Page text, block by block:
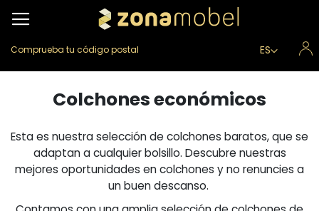
Comprueba tu código postal Lenguaje
ES
Colchones económicos
Esta es nuestra selección de colchones baratos, que se
adaptan a cualquier bolsillo. Descubre nuestras
mejores oportunidades en colchones y no renuncies a
un buen descanso.